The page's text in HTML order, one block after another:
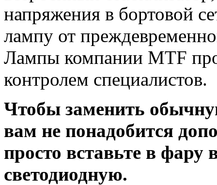
напряжения в бортовой
лампу от
Лампы компании MTF
контролем специалистов.
Чтобы заменить
вам не понадобится
просто вставьте в
светодиодную.